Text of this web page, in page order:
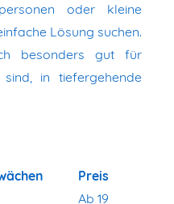
oder kleine
Lösung suchen.
besonders gut für
in tiefergehende
Preis
Ab 19